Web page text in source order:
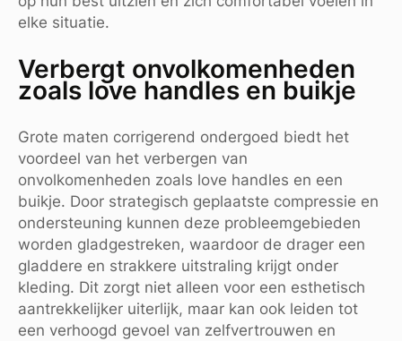
elke situatie.
Verbergt onvolkomenheden
zoals love handles en buikje
Grote maten corrigerend ondergoed biedt het
voordeel van het verbergen van
onvolkomenheden zoals love handles en een
buikje. Door strategisch geplaatste compressie en
ondersteuning kunnen deze probleemgebieden
worden gladgestreken, waardoor de drager een
gladdere en strakkere uitstraling krijgt onder
kleding. Dit zorgt niet alleen voor een esthetisch
aantrekkelijker uiterlijk, maar kan ook leiden tot
een verhoogd gevoel van zelfvertrouwen en